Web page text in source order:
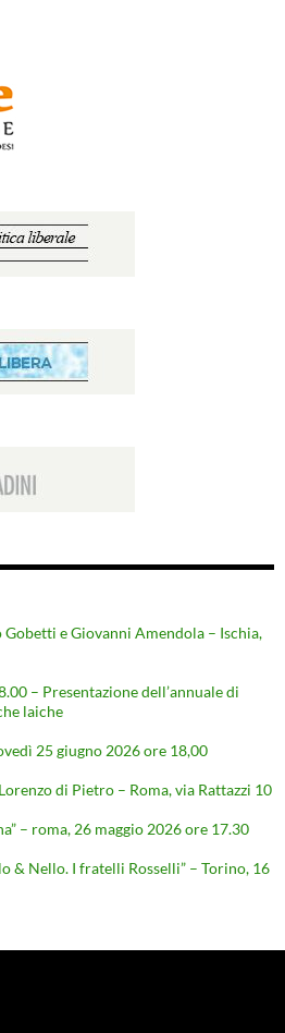
Gobetti e Giovanni Amendola – Ischia,
– Presentazione dell’annuale di
laiche
25 giugno 2026 ore 18,00
di Pietro – Roma, via Rattazzi 10
– roma, 26 maggio 2026 ore 17.30
& Nello. I fratelli Rosselli” – Torino, 16